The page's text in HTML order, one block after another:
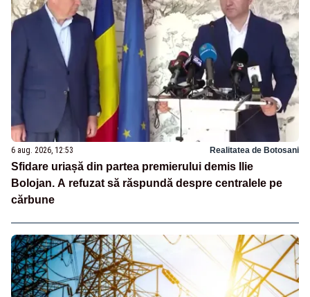
6 aug. 2026, 12:53 Realitatea de Botosani
Sfidare uriașă din partea premierului demis Ilie
Bolojan. A refuzat să răspundă despre centralele pe
cărbune